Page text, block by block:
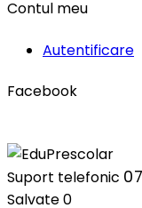
Contul meu
Autentificare
Facebook
Suport telefonic
Salvate0